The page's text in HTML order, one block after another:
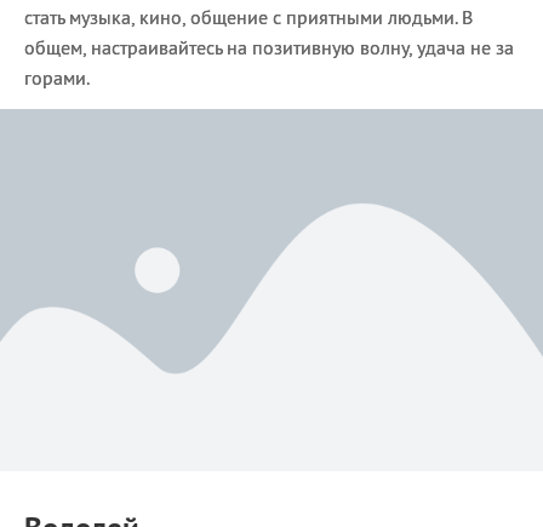
стать музыка, кино, общение с приятными людьми. В
общем, настраивайтесь на позитивную волну, удача не за
горами.